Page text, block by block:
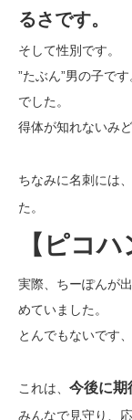
るさです。
そして性別です。
”たぶん”男の子で
でした。
得体が知れないみ
ちなみに名刺には
た。
【ピコ
実際、ちーぽんが
めていました。
とんでもないです
これは、 今後に期
みんなで見守り、